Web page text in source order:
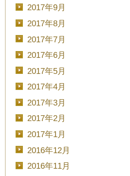
2017年9月
2017年8月
2017年7月
2017年6月
2017年5月
2017年4月
2017年3月
2017年2月
2017年1月
2016年12月
2016年11月